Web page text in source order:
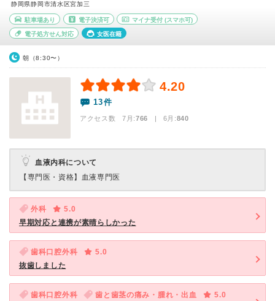
静岡県静岡市清水区宮加三
駐車場あり 電子決済可 マイナ受付 (スマホ可)
電子処方せん対応 女医在籍
朝（8:30〜）
4.20
13件
アクセス数 7月:766 | 6月:840
血液内科について
【専門医・資格】 血液専門医
外科
5.0
早期対応と連携が素晴らしかった
歯科口腔外科
5.0
抜歯しました
歯科口腔外科 歯と歯茎の痛み・腫れ・出血
5.0